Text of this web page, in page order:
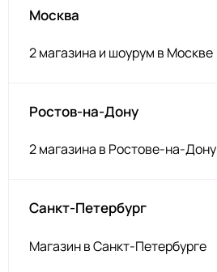
Москва
2 магазина и шоурум в Москве
Ростов-на-Дону
2 магазина в Ростове-на-Дону
Санкт-Петербург
Магазин в Санкт-Петербурге